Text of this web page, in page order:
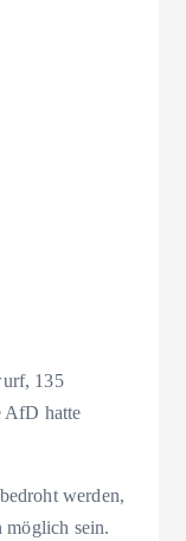
135
AfD hatte
werden,
möglich sein.